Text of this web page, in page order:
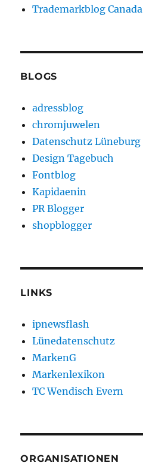
Trademarkblog Canada
BLOGS
adressblog
chromjuwelen
Datenschutz Lüneburg
Design Tagebuch
Fontblog
Kapidaenin
PR Blogger
shopblogger
LINKS
ipnewsflash
Lünedatenschutz
MarkenG
Markenlexikon
TC Wendisch Evern
ORGANISATIONEN